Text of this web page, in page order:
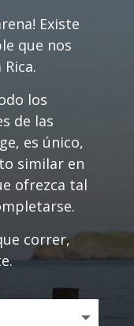
Existe
que nos
los
de las
es único,
similar en
ofrezca tal
correr,